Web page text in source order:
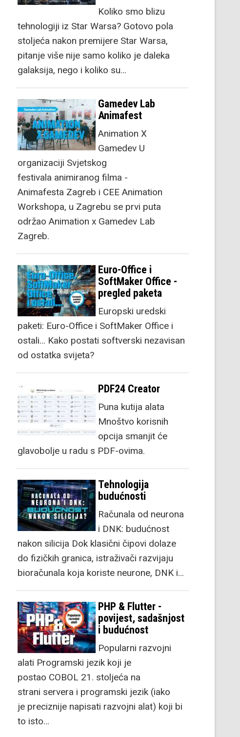
Koliko smo blizu
tehnologiji iz Star Warsa? Gotovo pola
stoljeća nakon premijere Star Warsa,
pitanje više nije samo koliko je daleka
galaksija, nego i koliko su…
Gamedev Lab
Animafest
Animation X
Gamedev U
organizaciji Svjetskog
festivala animiranog filma -
Animafesta Zagreb i CEE Animation
Workshopa, u Zagrebu se prvi puta
održao Animation x Gamedev Lab
Zagreb.
Euro-Office i
SoftMaker Office -
pregled paketa
Europski uredski
paketi: Euro-Office i SoftMaker Office i
ostali... Kako postati softverski nezavisan
od ostatka svijeta?
PDF24 Creator
Puna kutija alata
Mnoštvo korisnih
opcija smanjit će
glavobolje u radu s PDF-ovima.
Tehnologija
budućnosti
Računala od neurona
i DNK: budućnost
nakon silicija Dok klasični čipovi dolaze
do fizičkih granica, istraživači razvijaju
bioračunala koja koriste neurone, DNK i…
PHP & Flutter -
povijest, sadašnjost
i budućnost
Popularni razvojni
alati Programski jezik koji je
postao COBOL 21. stoljeća na
strani servera i programski jezik (iako
je preciznije napisati razvojni alat) koji bi
to isto…